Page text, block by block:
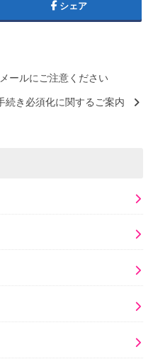
シェア
ールにご注意ください
続き必須化に関するご案内